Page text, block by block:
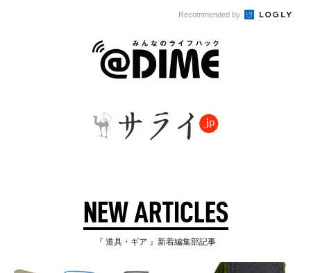
Recommended by
NEW ARTICLES
『 道具・ギア 』新着編集部記事